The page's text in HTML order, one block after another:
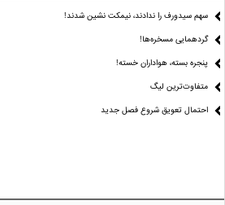
سهم سیدورف را ندادند، نیمکت نشین شدند!
گردهمایی مسخره‌ها!
پنجره بسته، هواداران خسته!
متفاوت‌ترین لیگ
احتمال تعویق شروع فصل جدید